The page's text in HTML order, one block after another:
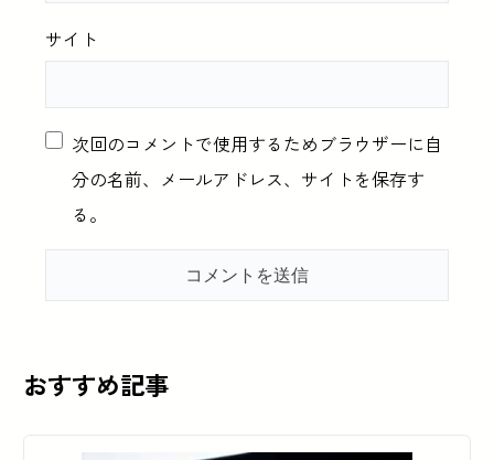
サイト
次回のコメントで使用するためブラウザーに自
分の名前、メールアドレス、サイトを保存す
る。
おすすめ記事